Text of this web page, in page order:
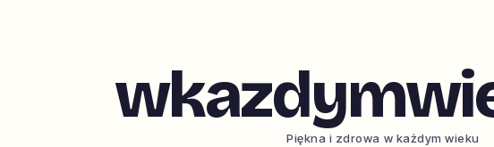
Piękna i zdrowa w każdym wieku